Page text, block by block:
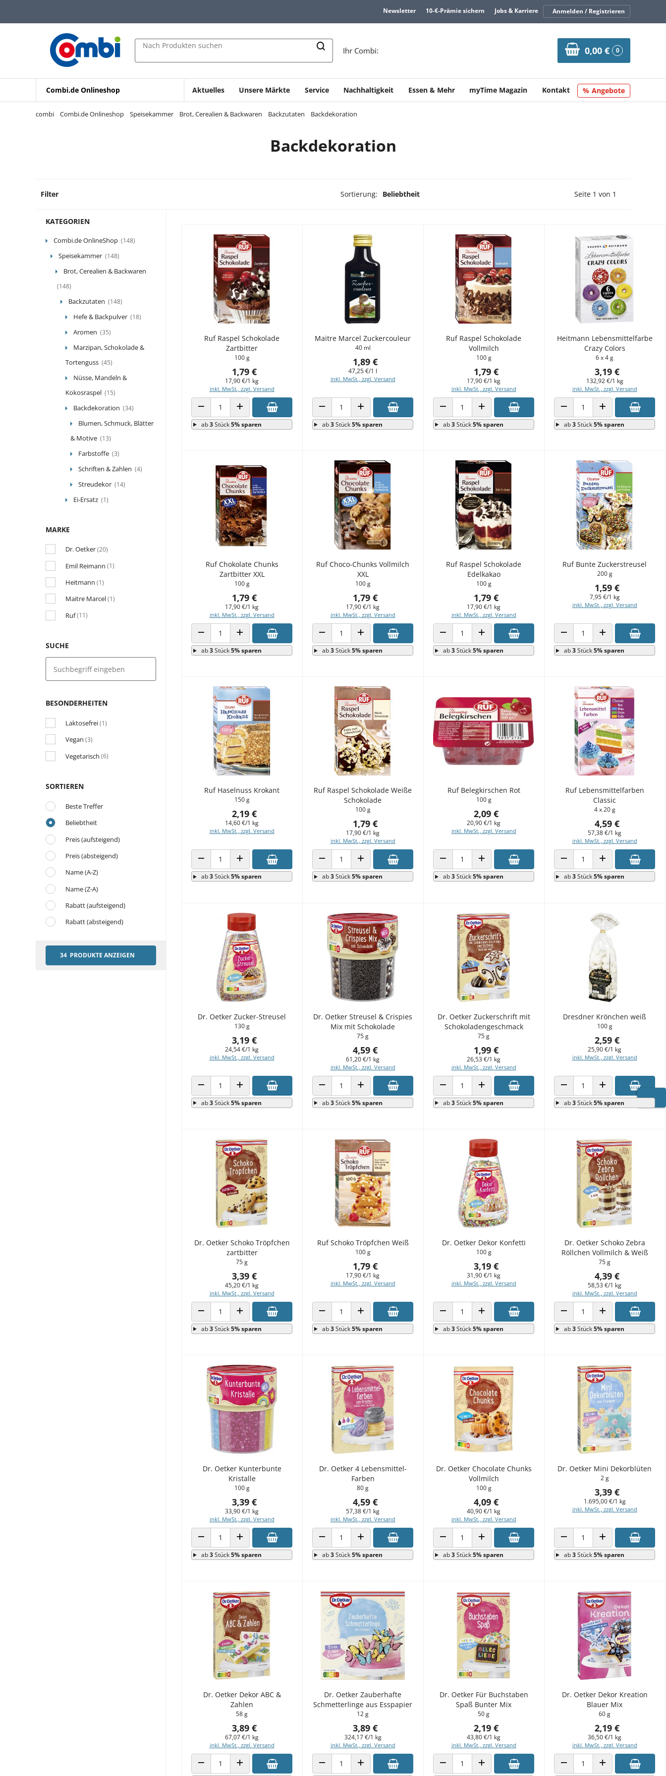
Zur Navigation springen
Zur Suche springen
Newsletter 10-€-Prämie sichern Jobs & Karriere Anmelden / Registrieren
Nach Produkten suchen
Ihr Combi: 0,00 € 0
Combi.de Onlineshop Aktuelles Unsere Märkte Service Nachhaltigkeit Essen & Mehr myTime Magazin Kontakt Angebote
combi Combi.de Onlineshop Speisekammer Brot, Cerealien & Backwaren Backzutaten Backdekoration
Backdekoration
Filter Sortierung: Beliebtheit Vorherige Seite
Seite 1 von 1
KATEGORIEN
Combi.de OnlineShop (148)
Speisekammer (148)
Brot, Cerealien & Backwaren
(148)
Backzutaten (148)
Hefe & Backpulver (18)
Aromen (35)
Marzipan, Schokolade &
Tortenguss (45)
Nüsse, Mandeln &
Kokosraspel (15)
Backdekoration (34)
Blumen, Schmuck, Blätter
& Motive (13)
Farbstoffe (3)
Schriften & Zahlen (4)
Streudekor (14)
Ei-Ersatz (1)
MARKE
Dr. Oetker(20)
Emil Reimann (1)
Heitmann (1)
Maitre Marcel(1)
Ruf(11)
SUCHE
BESONDERHEITEN
Laktosefrei(1)
Vegan (3)
Vegetarisch (6)
SORTIEREN
Beste Treffer
Beliebtheit
Preis (aufsteigend)
Preis (absteigend)
Name (A-Z)
Name (Z-A)
Rabatt (aufsteigend)
Rabatt (absteigend)
34 PRODUKTE ANZEIGEN
Ruf Raspel Schokolade
Zartbitter
100 g
1,79 €
17,90 €/1 kg
inkl. MwSt., zzgl. Versand
ANZAHL VERRINGERNANZAHL ERHÖHEN
ab3Stück5% sparen
Maitre Marcel Zuckercouleur
40 ml
1,89 €
47,25 €/1 l
inkl. MwSt., zzgl. Versand
ANZAHL VERRINGERNANZAHL ERHÖHEN
ab3Stück5% sparen
Ruf Raspel Schokolade
Vollmilch
100 g
1,79 €
17,90 €/1 kg
inkl. MwSt., zzgl. Versand
ANZAHL VERRINGERNANZAHL ERHÖHEN
ab3Stück5% sparen
Heitmann Lebensmittelfarbe
Crazy Colors
6 x 4 g
3,19 €
132,92 €/1 kg
inkl. MwSt., zzgl. Versand
ANZAHL VERRINGERNANZAHL ERHÖHEN
ab3Stück5% sparen
Ruf Chokolate Chunks
Zartbitter XXL
100 g
1,79 €
17,90 €/1 kg
inkl. MwSt., zzgl. Versand
ANZAHL VERRINGERNANZAHL ERHÖHEN
ab3Stück5% sparen
Ruf Choco-Chunks Vollmilch
XXL
100 g
1,79 €
17,90 €/1 kg
inkl. MwSt., zzgl. Versand
ANZAHL VERRINGERNANZAHL ERHÖHEN
ab3Stück5% sparen
Ruf Raspel Schokolade
Edelkakao
100 g
1,79 €
17,90 €/1 kg
inkl. MwSt., zzgl. Versand
ANZAHL VERRINGERNANZAHL ERHÖHEN
ab3Stück5% sparen
Ruf Bunte Zuckerstreusel
200 g
1,59 €
7,95 €/1 kg
inkl. MwSt., zzgl. Versand
ANZAHL VERRINGERNANZAHL ERHÖHEN
ab3Stück5% sparen
Ruf Haselnuss Krokant
150 g
2,19 €
14,60 €/1 kg
inkl. MwSt., zzgl. Versand
ANZAHL VERRINGERNANZAHL ERHÖHEN
ab3Stück5% sparen
Ruf Raspel Schokolade Weiße
Schokolade
100 g
1,79 €
17,90 €/1 kg
inkl. MwSt., zzgl. Versand
ANZAHL VERRINGERNANZAHL ERHÖHEN
ab3Stück5% sparen
Ruf Belegkirschen Rot
100 g
2,09 €
20,90 €/1 kg
inkl. MwSt., zzgl. Versand
ANZAHL VERRINGERNANZAHL ERHÖHEN
ab3Stück5% sparen
Ruf Lebensmittelfarben
Classic
4 x 20 g
4,59 €
57,38 €/1 kg
inkl. MwSt., zzgl. Versand
ANZAHL VERRINGERNANZAHL ERHÖHEN
ab3Stück5% sparen
Dr. Oetker Zucker-Streusel
130 g
3,19 €
24,54 €/1 kg
inkl. MwSt., zzgl. Versand
ANZAHL VERRINGERNANZAHL ERHÖHEN
ab3Stück5% sparen
Dr. Oetker Streusel & Crispies
Mix mit Schokolade
75 g
4,59 €
61,20 €/1 kg
inkl. MwSt., zzgl. Versand
ANZAHL VERRINGERNANZAHL ERHÖHEN
ab3Stück5% sparen
Dr. Oetker Zuckerschrift mit
Schokoladengeschmack
75 g
1,99 €
26,53 €/1 kg
inkl. MwSt., zzgl. Versand
ANZAHL VERRINGERNANZAHL ERHÖHEN
ab3Stück5% sparen
Dresdner Krönchen weiß
100 g
2,59 €
25,90 €/1 kg
inkl. MwSt., zzgl. Versand
ANZAHL VERRINGERNANZAHL ERHÖHEN
ab3Stück5% sparen
Dr. Oetker Schoko Tröpfchen
zartbitter
75 g
3,39 €
45,20 €/1 kg
inkl. MwSt., zzgl. Versand
ANZAHL VERRINGERNANZAHL ERHÖHEN
ab3Stück5% sparen
Ruf Schoko Tröpfchen Weiß
100 g
1,79 €
17,90 €/1 kg
inkl. MwSt., zzgl. Versand
ANZAHL VERRINGERNANZAHL ERHÖHEN
ab3Stück5% sparen
Dr. Oetker Dekor Konfetti
100 g
3,19 €
31,90 €/1 kg
inkl. MwSt., zzgl. Versand
ANZAHL VERRINGERNANZAHL ERHÖHEN
ab3Stück5% sparen
Dr. Oetker Schoko Zebra
Röllchen Vollmilch & Weiß
75 g
4,39 €
58,53 €/1 kg
inkl. MwSt., zzgl. Versand
ANZAHL VERRINGERNANZAHL ERHÖHEN
ab3Stück5% sparen
Dr. Oetker Kunterbunte
Kristalle
100 g
3,39 €
33,90 €/1 kg
inkl. MwSt., zzgl. Versand
ANZAHL VERRINGERNANZAHL ERHÖHEN
ab3Stück5% sparen
Dr. Oetker 4 Lebensmittel-
Farben
80 g
4,59 €
57,38 €/1 kg
inkl. MwSt., zzgl. Versand
ANZAHL VERRINGERNANZAHL ERHÖHEN
ab3Stück5% sparen
Dr. Oetker Chocolate Chunks
Vollmilch
100 g
4,09 €
40,90 €/1 kg
inkl. MwSt., zzgl. Versand
ANZAHL VERRINGERNANZAHL ERHÖHEN
ab3Stück5% sparen
Dr. Oetker Mini Dekorblüten
2 g
3,39 €
1.695,00 €/1 kg
inkl. MwSt., zzgl. Versand
ANZAHL VERRINGERNANZAHL ERHÖHEN
ab3Stück5% sparen
Dr. Oetker Dekor ABC &
Zahlen
58 g
3,89 €
67,07 €/1 kg
inkl. MwSt., zzgl. Versand
ANZAHL VERRINGERNANZAHL ERHÖHEN
Dr. Oetker Zauberhafte
Schmetterlinge aus Esspapier
12 g
3,89 €
324,17 €/1 kg
inkl. MwSt., zzgl. Versand
ANZAHL VERRINGERNANZAHL ERHÖHEN
Dr. Oetker Für Buchstaben
Spaß Bunter Mix
50 g
2,19 €
43,80 €/1 kg
inkl. MwSt., zzgl. Versand
ANZAHL VERRINGERNANZAHL ERHÖHEN
Dr. Oetker Dekor Kreation
Blauer Mix
60 g
2,19 €
36,50 €/1 kg
inkl. MwSt., zzgl. Versand
ANZAHL VERRINGERNANZAHL ERHÖHEN